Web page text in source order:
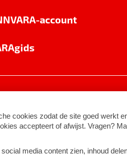
account
©2026BNNVARA